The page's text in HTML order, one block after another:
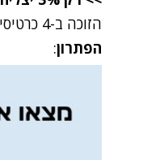
הזוכה ב-4 כרטיסים מתנה למתחם הפיינטבול במתחם Dcity הוא יהלי לוי בן ה-15.
הפתרון: